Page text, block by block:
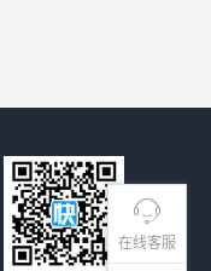
在线客服